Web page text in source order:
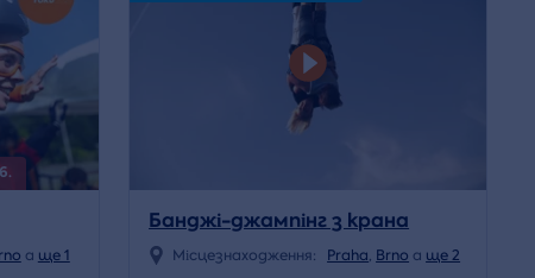
a ще 1
Банджі-джампінг з крана
Місцезнаходження: Praha, Brno a ще 2